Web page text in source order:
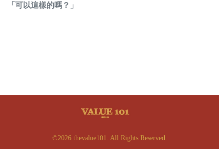
「可以這樣的嗎？」
©2026 thevalue101. All Rights Reserved.